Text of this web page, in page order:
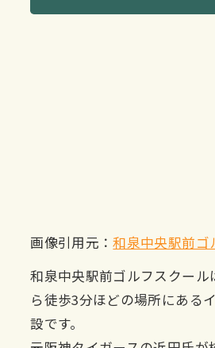
画像引用元：和泉中央駅前ゴ
和泉中央駅前ゴルフスクール
ら徒歩3分ほどの場所にある
設です。